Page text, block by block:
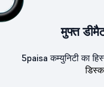
मुफ्त
5paisa कम्युनिटी का